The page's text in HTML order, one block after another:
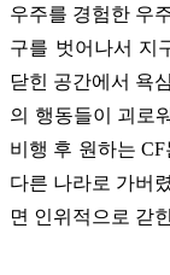
우주를 경험한 우
구를 벗어나서 지
닫힌 공간에서 욕
의 행동들이 괴로
비행 후 원하는
다른 나라로 가버
면 인위적으로 갇